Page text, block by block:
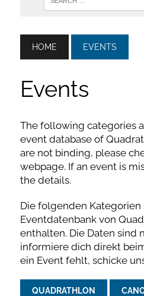
HOME EVENTS
Events
The following categories
event database of
are not binding, please
webpage. If an event is
the details.
Die folgenden Kategorien
Eventdatenbank von
enthalten. Die Daten sind
informiere dich direkt
ein Event fehlt, schicke
QUADRATHLON